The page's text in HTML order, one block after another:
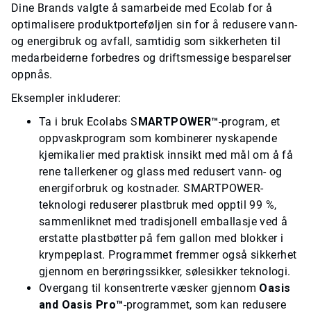
Dine Brands valgte å samarbeide med Ecolab for å
optimalisere produktporteføljen sin for å redusere vann-
og energibruk og avfall, samtidig som sikkerheten til
medarbeiderne forbedres og driftsmessige besparelser
oppnås.
Eksempler inkluderer:
Ta i bruk Ecolabs SMARTPOWER™-program, et
oppvaskprogram som kombinerer nyskapende
kjemikalier med praktisk innsikt med mål om å få
rene tallerkener og glass med redusert vann- og
energiforbruk og kostnader. SMARTPOWER-
teknologi reduserer plastbruk med opptil 99 %,
sammenliknet med tradisjonell emballasje ved å
erstatte plastbøtter på fem gallon med blokker i
krympeplast. Programmet fremmer også sikkerhet
gjennom en berøringssikker, sølesikker teknologi.
Overgang til konsentrerte væsker gjennom Oasis
and Oasis Pro™-programmet, som kan redusere